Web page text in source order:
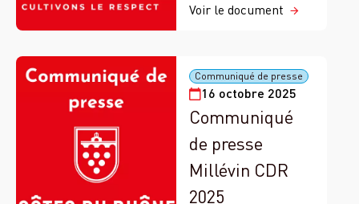
Voir le document
16 octobre 2025
Communiqué de presse
Communiqué
de presse
Millévin CDR
2025